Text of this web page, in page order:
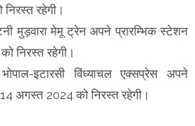
रहेगी।
मुड़वारा मेमू ट्रेन अपने प्रारम्भिक स्टेशन
निरस्त रहेगी।
इटारसी विंध्याचल एक्सप्रेस अपने
अगस्त 2024 को निरस्त रहेगी।